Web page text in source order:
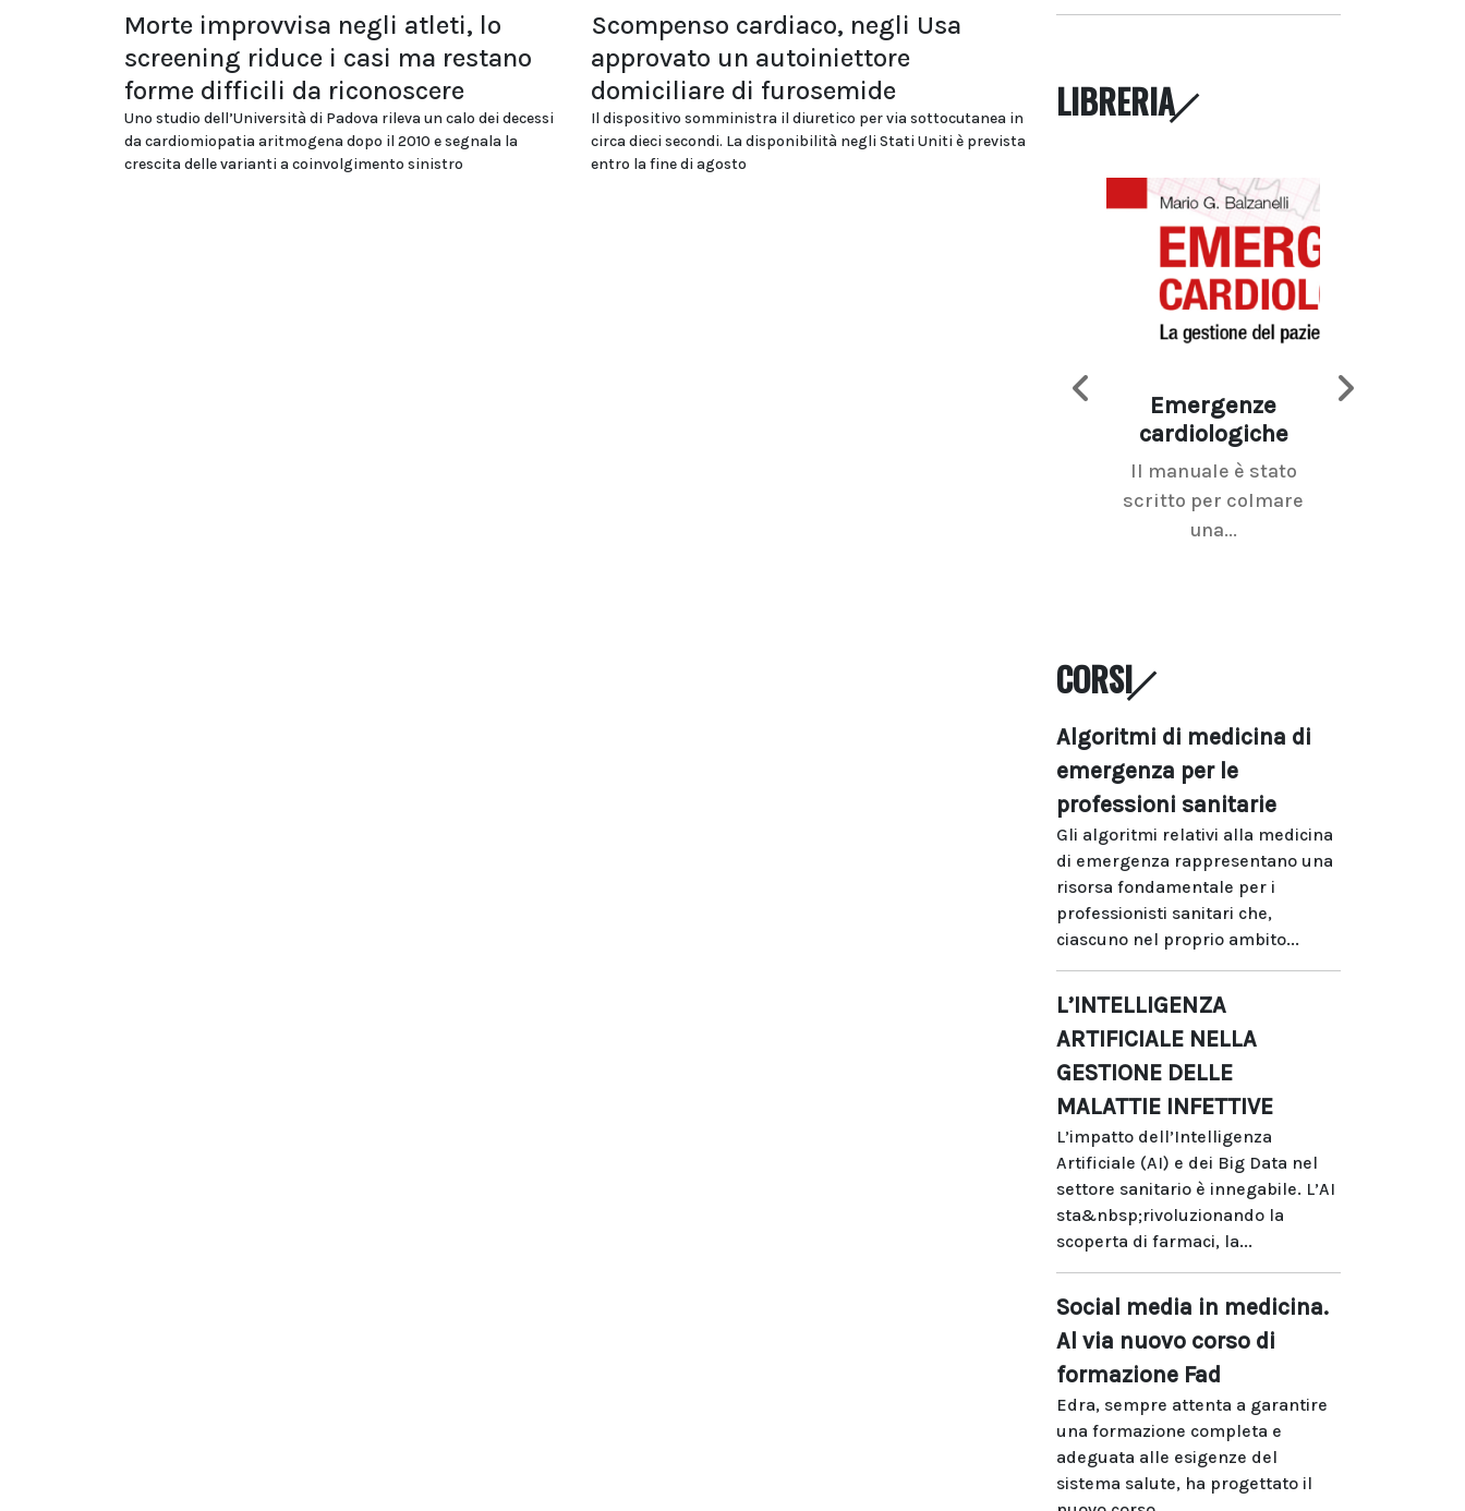
Morte improvvisa negli atleti, lo
screening riduce i casi ma restano
forme difficili da riconoscere
Uno studio dell’Università di Padova rileva un calo dei decessi
da cardiomiopatia aritmogena dopo il 2010 e segnala la
crescita delle varianti a coinvolgimento sinistro
Scompenso cardiaco, negli Usa
approvato un autoiniettore
domiciliare di furosemide
Il dispositivo somministra il diuretico per via sottocutanea in
circa dieci secondi. La disponibilità negli Stati Uniti è prevista
entro la fine di agosto
LIBRERIA
Emergenze
cardiologiche
Il manuale è stato
scritto per colmare
una...
CORSI
Algoritmi di medicina di
emergenza per le
professioni sanitarie
Gli algoritmi relativi alla medicina
di emergenza rappresentano una
risorsa fondamentale per i
professionisti sanitari che,
ciascuno nel proprio ambito...
L’INTELLIGENZA
ARTIFICIALE NELLA
GESTIONE DELLE
MALATTIE INFETTIVE
L’impatto dell’Intelligenza
Artificiale (AI) e dei Big Data nel
settore sanitario è innegabile. L’AI
sta&nbsp;rivoluzionando la
scoperta di farmaci, la...
Social media in medicina.
Al via nuovo corso di
formazione Fad
Edra, sempre attenta a garantire
una formazione completa e
adeguata alle esigenze del
sistema salute, ha progettato il